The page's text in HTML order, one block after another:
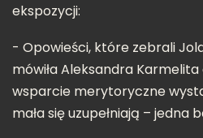
ekspozycji:
- Opowieści, które zebrali
mówiła Aleksandra
wsparcie merytoryczne
mała się uzupełniają – jedna